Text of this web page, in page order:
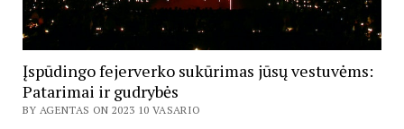
Įspūdingo fejerverko sukūrimas jūsų vestuvėms:
Patarimai ir gudrybės
BY AGENTAS ON 2023 10 VASARIO